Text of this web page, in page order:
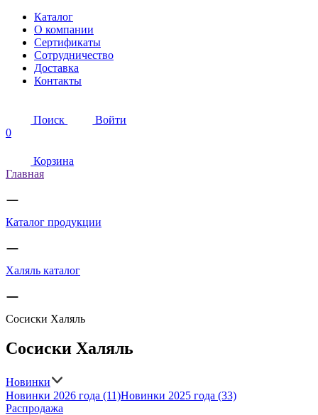
Каталог
О компании
Сертификаты
Сотрудничество
Доставка
Контакты
Поиск
Войти
0
Корзина
Главная
Каталог продукции
Халяль каталог
Сосиски Халяль
Сосиски Халяль
Новинки
Новинки 2026 года (11)Новинки 2025 года (33)
Распродажа